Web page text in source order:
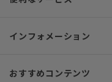
インフォメーション
おすすめコンテンツ